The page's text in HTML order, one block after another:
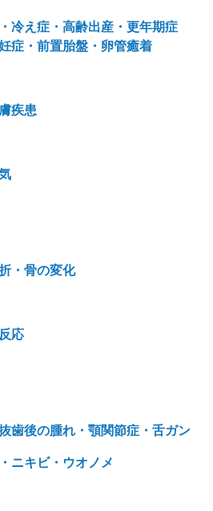
冷え症・高齢出産・更年期症
症・前置胎盤・卵管癒着
疾患
・骨の変化
応
歯後の腫れ・顎関節症・舌ガン
ニキビ・ウオノメ